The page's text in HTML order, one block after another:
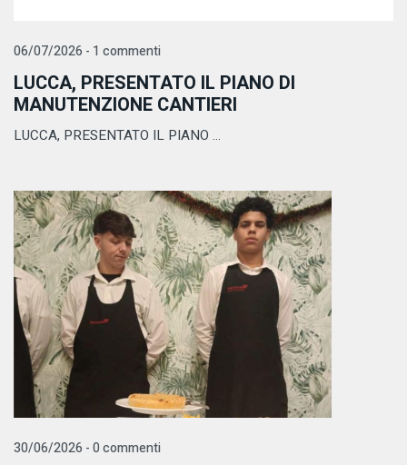
06/07/2026 - 1 commenti
LUCCA, PRESENTATO IL PIANO DI
MANUTENZIONE CANTIERI
LUCCA, PRESENTATO IL PIANO ...
30/06/2026 - 0 commenti